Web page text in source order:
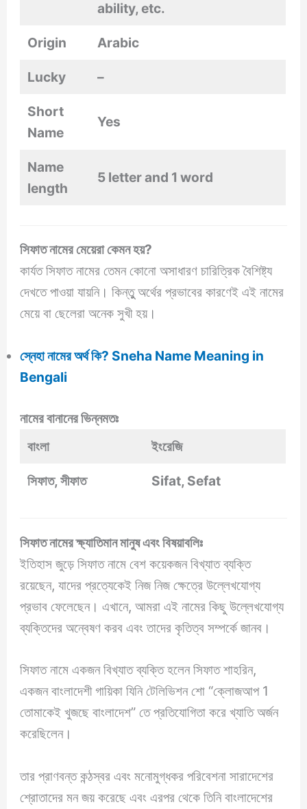
ability, etc.
Origin Arabic
Lucky –
Short
Name
Yes
Name
length
5 letter and 1 word
সিফাত নামের মেয়েরা কেমন হয়?
কার্যত সিফাত নামের তেমন কোনো অসাধারণ চারিত্রিক বৈশিষ্ট্য
দেখতে পাওয়া যায়নি। কিন্তুু অর্থের প্রভাবের কারণেই এই নামের
মেয়ে বা ছেলেরা অনেক সুখী হয়।
স্নেহা নামের অর্থ কি? Sneha Name Meaning in
Bengali
নামের বানানের ভিন্নমতঃ
বাংলা
ইংরেজি
সিফাত, সীফাত Sifat, Sefat
সিফাত নামের ক্ষ্যাতিমান মানুষ এবং বিষয়াবলিঃ
ইতিহাস জুড়ে সিফাত নামে বেশ কয়েকজন বিখ্যাত ব্যক্তি
রয়েছেন, যাদের প্রত্যেকেই নিজ নিজ ক্ষেত্রে উল্লেখযোগ্য
প্রভাব ফেলেছেন। এখানে, আমরা এই নামের কিছু উল্লেখযোগ্য
ব্যক্তিদের অন্বেষণ করব এবং তাদের কৃতিত্ব সম্পর্কে জানব।
সিফাত নামে একজন বিখ্যাত ব্যক্তি হলেন সিফাত শাহরিন,
একজন বাংলাদেশী গায়িকা যিনি টেলিভিশন শো “ক্লোজআপ 1
তোমাকেই খুজছে বাংলাদেশ” তে প্রতিযোগিতা করে খ্যাতি অর্জন
করেছিলেন।
তার প্রাণবন্ত কন্ঠস্বর এবং মনোমুগ্ধকর পরিবেশনা সারাদেশের
শ্রোতাদের মন জয় করেছে এবং এরপর থেকে তিনি বাংলাদেশের